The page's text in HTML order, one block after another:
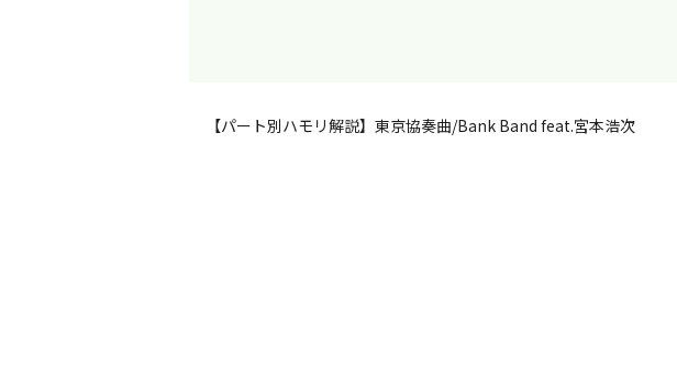
【パート別ハモリ解説】東京協奏曲/Bank Band feat.宮本浩次